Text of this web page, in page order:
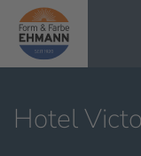
Hotel